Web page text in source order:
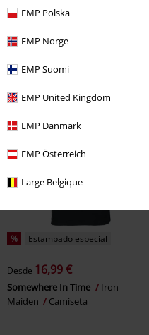
EMP Polska
EMP Norge
EMP Suomi
EMP United Kingdom
EMP Danmark
EMP Österreich
Large Belgique
Can You Read My Mind
+9
% Estampado especial
Desde 16,99 €
Somewhere In Time
Iron
Maiden
Camiseta